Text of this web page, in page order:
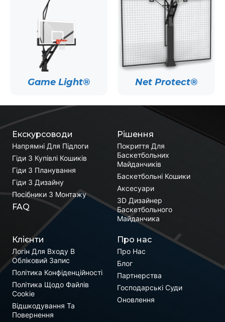
Game Light® Net Protect®
Рішення
Покриття Для
Баскетбольних
Майданчиків
Баскетбольні Кошики
Аксесуари
3D Дизайнер
Баскетбольного
Майданчика
Екскурсоводи
Напрямні Для Підлоги
Гіди З Купівлі Кошиків
Гіди З Планування
Гіди З Дизайну
Посібники З Монтажу
FAQ
Клієнти
Логін Для Входу В
Обліковий Запис
Політика Конфіденційності
Політика Щодо Файлів
Cookie
Відшкодування Та
Повернення
Про нас
Про Нас
Блог
Партнерства
Господарські Суди
Оновлення